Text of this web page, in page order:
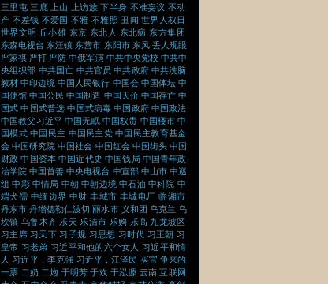
三里屯 三鹿 上山 上访族 下半身 不准妄议 不动
产 不差钱 不爱国 不雅 不雅照 丑闻 世界人权日
世界文明 丘小雄 东京 东北人 东北病 东方集团
东森电视台 东汪镇 东营市 东阳市 东风 丢人现眼
严家祺 严打 严防 中俄军演 中共中央党校 中共中
央组织部 中共国亡 中共官员 中共政府 中共洗脑
教材 中印边境 中国人民银行 中国会 中国体坛 中
国使馆 中国公民 中国制造 中国天价 中国存亡 中
国式 中国式普选 中国式病毒 中国政府 中国政法
中国教父习近平 中国无眠 中国权贵 中国楼市 中
国模式 中国民主 中国民主党 中国民主教育基金
会 中国研究院 中国社会 中国红会 中国街头 中国
财政 中国资本 中国近代史 中国钱局 中国青年政
治学院 中国首善 中央电视台 中宣部 中山市 中巡
组 中彩 中情局 中朝 中朝边境 中石油 中科院 中
端犬儒 中缅边界 中财 丰城市 丰城电厂 临湘市
丹东市 丹增德勒仁波切 丽水市 义和团 乌克兰 乌
坎镇 乌鲁木齐 乐天 乐清市 乐购 乐高 九龙坡区
习主席 习天下 习子规 习思想 习时代 习王朝 习
皇帝 习老弟 习近平和他的六个女人 习近平和情
人 习近平，李克强 习近平，江泽民 买官 争来的
一票 二奶 二炮 于明芳 于欢 于泓源 云南 互联网